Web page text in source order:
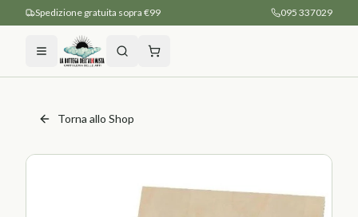
Spedizione gratuita sopra €99 095 337029
Torna allo Shop